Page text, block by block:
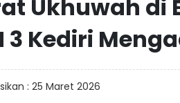
Ukhuwah di
3 Kediri
: 25 Maret 2026